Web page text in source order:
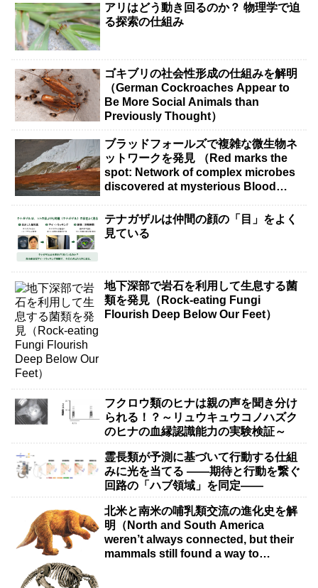
アリはどう動き回るのか？ 物理学で迫
る探索の仕組み
ゴキブリの社会性形成の仕組みを解明
（German Cockroaches Appear to
Be More Social Animals than
Previously Thought）
ブラッドフォールズで複雑な微生物ネ
ットワークを発見 （Red marks the
spot: Network of complex microbes
discovered at mysterious Blood
テナガザルは仲間の顔の「目」をよく
見ている
地下深部で岩石を利用して生息する菌
類を発見（Rock-eating Fungi
Flourish Deep Below Our Feet）
フクロウ類のヒナは親の声を聞き分け
られる！？～リュウキュウコノハズク
のヒナの血縁認識能力の実験検証～
霊長類が予測に基づいて行動する仕組
みに光を当てる ――期待と行動を繋ぐ
回路の「ハブ領域」を同定――
北米と南米の哺乳類交流の進化史を解
明（North and South America
weren’t always connected, but their
mammals still found a way to